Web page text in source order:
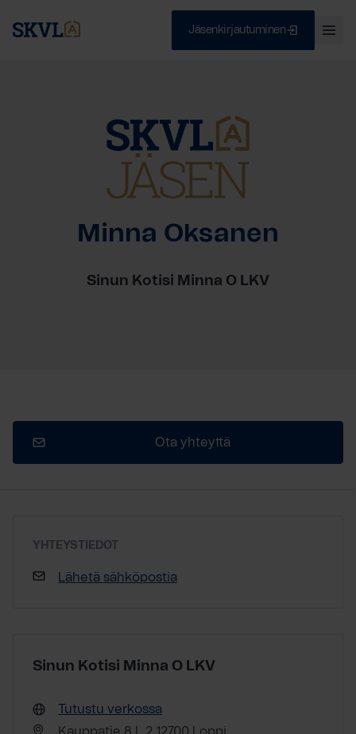
Jäsenkirjautuminen
Minna Oksanen
Sinun Kotisi Minna O LKV
Ota yhteyttä
YHTEYSTIEDOT
Lähetä sähköpostia
Sinun Kotisi Minna O LKV
Tutustu verkossa
Kauppatie 8 L 2 12700 Loppi